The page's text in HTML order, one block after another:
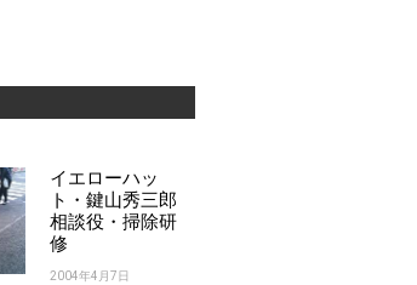
イエローハッ
ト・鍵山秀三郎
相談役・掃除研
修
2004年4月7日